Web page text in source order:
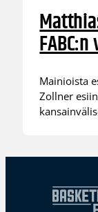
Mainioista
Zollner